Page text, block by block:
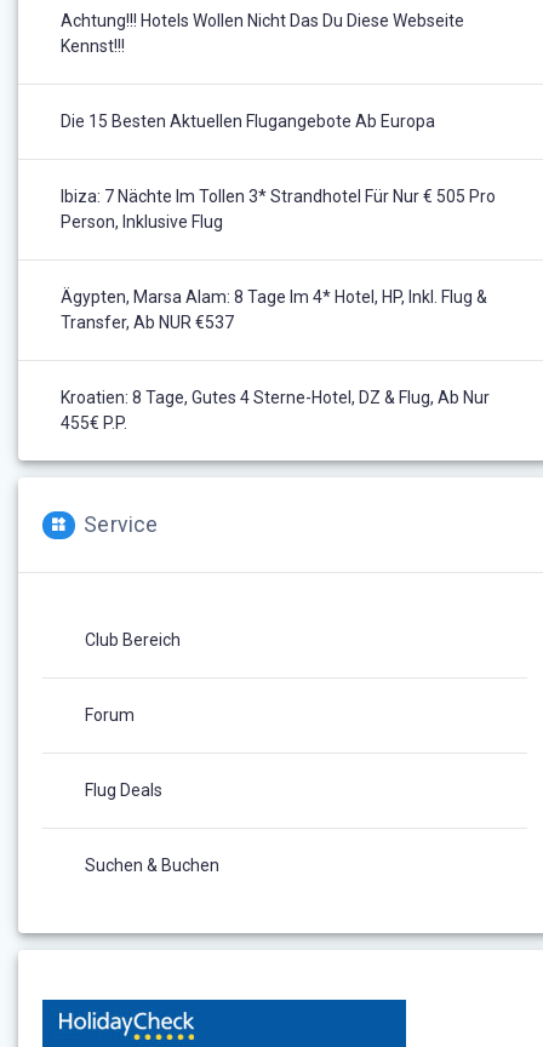
Achtung!!! Hotels Wollen Nicht Das Du Diese Webseite
Kennst!!!
Die 15 Besten Aktuellen Flugangebote Ab Europa
Ibiza: 7 Nächte Im Tollen 3* Strandhotel Für Nur € 505 Pro
Person, Inklusive Flug
Ägypten, Marsa Alam: 8 Tage Im 4* Hotel, HP, Inkl. Flug &
Transfer, Ab NUR €537
Kroatien: 8 Tage, Gutes 4 Sterne-Hotel, DZ & Flug, Ab Nur
455€ P.P.
Service
Club Bereich
Forum
Flug Deals
Suchen & Buchen